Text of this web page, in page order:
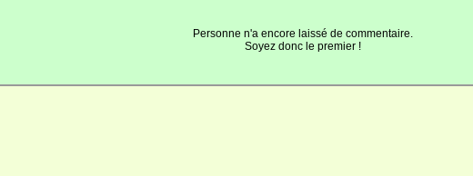
Personne n'a encore laissé de commentaire.
Soyez donc le premier !